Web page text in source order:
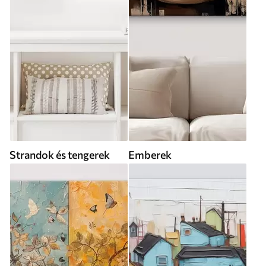
Strandok és tengerek Emberek